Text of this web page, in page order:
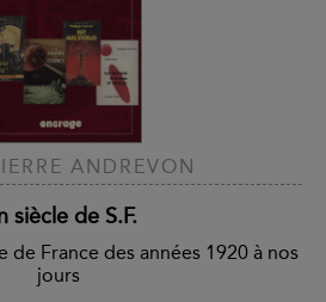
ANDREVON
siècle de S.F.
de France des années 1920 à nos
jours